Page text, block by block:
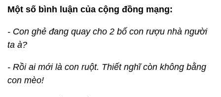
Một số bình luận của cộng đồng mạng:
- Con ghẻ đang quay cho 2 bố con rượu nhà người
ta à?
- Rồi ai mới là con ruột. Thiết nghĩ còn không bằng
con mèo!